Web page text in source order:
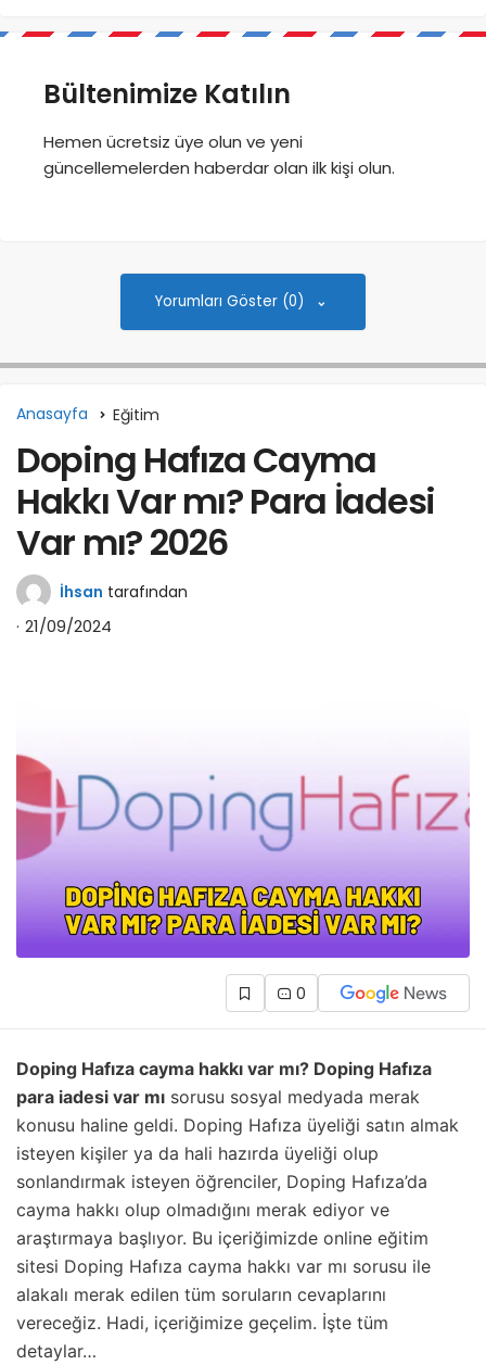
Bültenimize Katılın
Hemen ücretsiz üye olun ve yeni
güncellemelerden haberdar olan ilk kişi olun.
Yorumları Göster (0)
Anasayfa Eğitim
Doping Hafıza Cayma
Hakkı Var mı? Para İadesi
Var mı? 2026
İhsan tarafından
21/09/2024
0
Doping Hafıza cayma hakkı var mı? Doping Hafıza
para iadesi var mı sorusu sosyal medyada merak
konusu haline geldi. Doping Hafıza üyeliği satın almak
isteyen kişiler ya da hali hazırda üyeliği olup
sonlandırmak isteyen öğrenciler, Doping Hafıza’da
cayma hakkı olup olmadığını merak ediyor ve
araştırmaya başlıyor. Bu içeriğimizde online eğitim
sitesi Doping Hafıza cayma hakkı var mı sorusu ile
alakalı merak edilen tüm soruların cevaplarını
vereceğiz. Hadi, içeriğimize geçelim. İşte tüm
detaylar…